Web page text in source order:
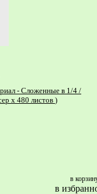
Серый /33.50 x 34.50 cm (1 упаковка-диспенсер x 480 листов )
в
в